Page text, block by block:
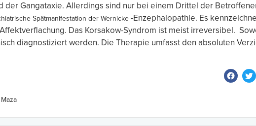
Gangataxie. Allerdings sind nur bei einem Drittel der
Spätmanifestation der Wernicke -Enzephalopathie. Es
Das Korsakow-Syndrom ist meist irreversibel.
diagnostiziert werden. Die Therapie umfasst den absoluten